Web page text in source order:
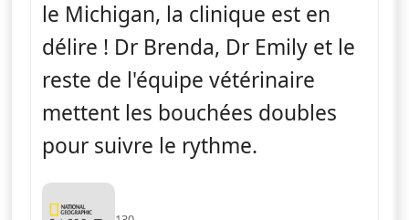
le Michigan, la clinique est en
délire ! Dr Brenda, Dr Emily et le
reste de l'équipe vétérinaire
mettent les bouchées doubles
pour suivre le rythme.